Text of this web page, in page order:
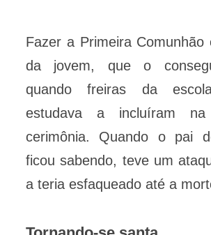
Fazer a Primeira Comunhão
da jovem, que o
quando freiras da
estudava a incluíram
cerimônia. Quando o pai
ficou sabendo, teve um
a teria esfaqueado até a